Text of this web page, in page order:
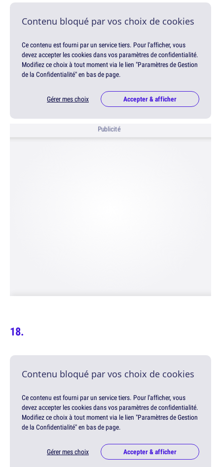
Contenu bloqué par vos choix de cookies
Ce contenu est fourni par un service tiers. Pour l'afficher, vous
devez accepter les cookies dans vos paramètres de confidentialité.
Modifiez ce choix à tout moment via le lien "Paramètres de Gestion
de la Confidentialité" en bas de page.
Gérer mes choix Accepter & afficher
Publicité
Contenu bloqué par vos choix de cookies
Ce contenu est fourni par un service tiers. Pour l'afficher, vous
devez accepter les cookies dans vos paramètres de confidentialité.
Modifiez ce choix à tout moment via le lien "Paramètres de Gestion
de la Confidentialité" en bas de page.
Gérer mes choix Accepter & afficher